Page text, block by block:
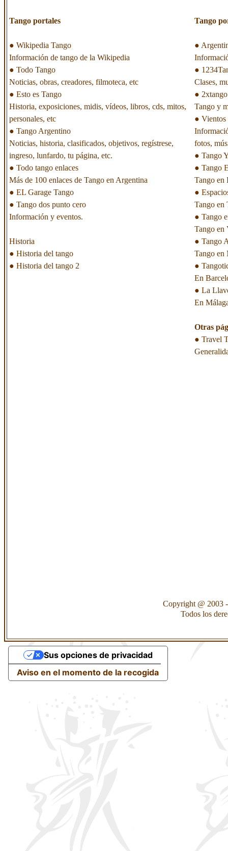
Tango portales
● Wikipedia Tango
Información de tango de la Wikipedia
● Todo Tango
Noticias, obras, creadores, filmoteca, etc
● Esto es Tango
Historia, exposiciones, midis, vídeos, libros, cds, mitos,
personales, etc
● Tango Argentino
Noticias, historia, clasificados, objetivos, regístrese,
ingreso, lunfardo, tu página, etc.
● Todo tango enlaces
Más de 100 enlaces de Tango en Argentina
● EL Garage Tango
● Tango dos punto cero
Información y eventos.
Historia
● Historia del tango
● Historia del tango 2
Tango
●
●
Clases,
● 2xtango
Tango y
● Vientos
fotos,
● Tango
● Tango
Tango en
●
Tango en
● Tango
Tango en
● Tango
Tango en
●
En
● La
En
Otras
● Travel
Copyright @ 2003
Todos los
Aviso en el momento de la recogida
Sus opciones de privacidad